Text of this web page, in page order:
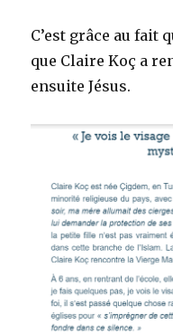
C’est grâce au fait
que Claire Koç a
ensuite Jésus.